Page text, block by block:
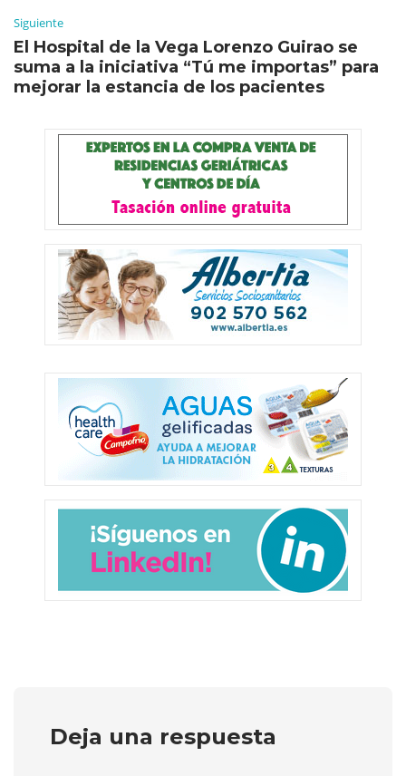
Siguiente
El Hospital de la Vega Lorenzo Guirao se
suma a la iniciativa “Tú me importas” para
mejorar la estancia de los pacientes
Deja una respuesta